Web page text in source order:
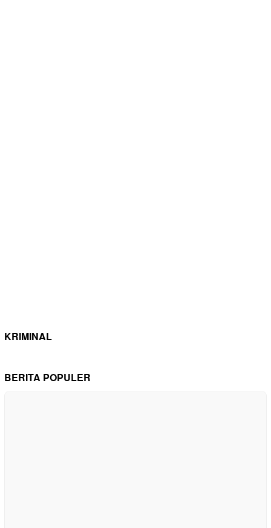
KRIMINAL
BERITA POPULER